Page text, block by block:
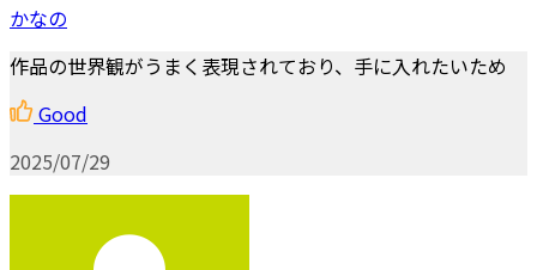
かなの
作品の世界観がうまく表現されており、手に入れたいため
Good
2025/07/29